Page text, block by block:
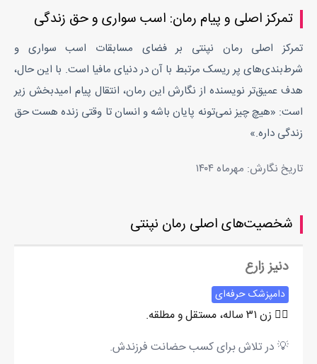
تمرکز اصلی و پیام رمان: اسب سواری و حق زندگی
تمرکز اصلی رمان نپنتی بر فضای مسابقات اسب سواری و
شرط‌بندی‌های پر ریسک مرتبط با آن در دنیای مافیا است. با این حال،
هدف عمیق‌تر نویسنده از نگارش این رمان، انتقال پیام امیدبخش زیر
است: «هیچ چیز نمی‌تونه پایان باشه و انسان تا وقتی زنده هست حق
زندگی داره.»
تاریخ نگارش: مهرماه ۱۴۰۴
شخصیت‌های اصلی رمان نپنتی
دنیز زارع
دامپزشک حرفه‌ای
👩‍⚕️ زن ۳۱ ساله، مستقل و مطلقه.
💡در تلاش برای کسب حضانت فرزندش.